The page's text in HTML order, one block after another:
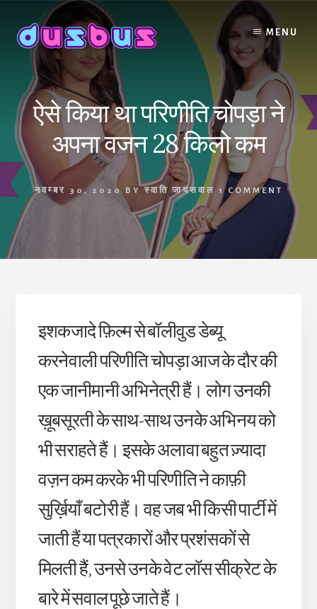
content
MENU
ऐसे किया था परिणीति चोपड़ा ने
अपना वजन 28 किलो कम
नवम्बर 30, 2020BY स्वाति जायसवाल 1 COMMENT
इशकजादे फ़िल्म से बॉलीवुड डेब्यू
करनेवाली परिणीति चोपड़ा आज के दौर की
एक जानीमानी अभिनेत्री हैं। लोग उनकी
ख़ूबसूरती के साथ-साथ उनके अभिनय को
भी सराहते हैं। इसके अलावा बहुत ज़्यादा
वज़न कम करके भी परिणीति ने काफ़ी
सुर्ख़ियाँ बटोरी हैं। वह जब भी किसी पार्टी में
जाती हैं या पत्रकारों और प्रशंसकों से
मिलती हैं, उनसे उनके वेट लॉस सीक्रेट के
बारे में सवाल पूछे जाते हैं।